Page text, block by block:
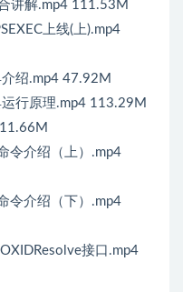
讲解.mp4 111.53M
上线(上).mp4
绍.mp4 47.92M
行原理.mp4 113.29M
令介绍（上）.mp4
令介绍（下）.mp4
接口.mp4